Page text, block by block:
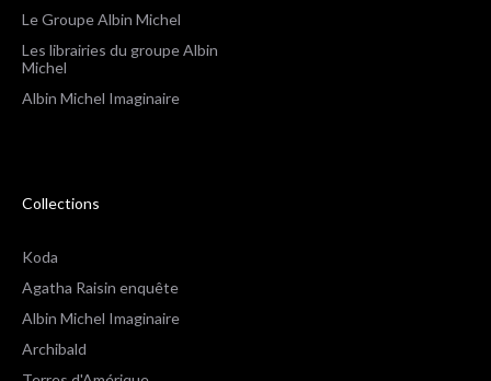
Le Groupe Albin Michel
Les librairies du groupe Albin
Michel
Albin Michel Imaginaire
Collections
Koda
Agatha Raisin enquête
Albin Michel Imaginaire
Archibald